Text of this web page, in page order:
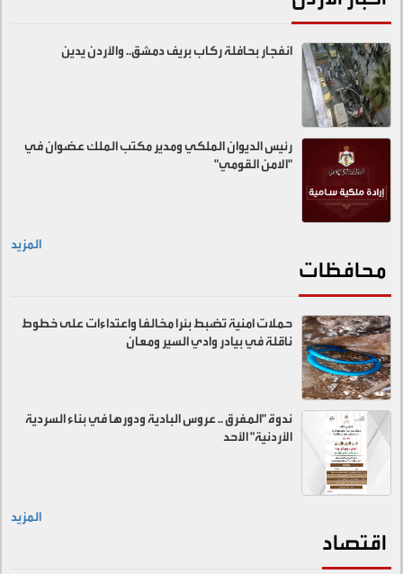
انفجار بحافلة ركاب بريف دمشق.. والأردن يدين
رئيس الديوان الملكي ومدير مكتب الملك عضوان في
"الامن القومي"
المزيد
محافظات
حملات امنية تضبط بئرا مخالفا واعتداءات على خطوط
ناقلة في بيادر وادي السير ومعان
ندوة "المفرق .. عروس البادية ودورها في بناء السردية
الأردنية" الأحد
المزيد
اقتصاد